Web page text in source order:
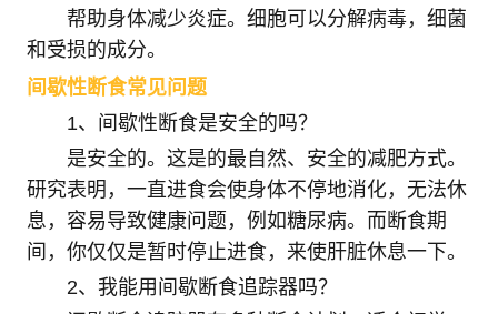
帮助身体减少炎症。细胞可以分解病毒，细菌
和受损的成分。
间歇性断食常见问题
1、间歇性断食是安全的吗？
是安全的。这是的最自然、安全的减肥方式。
研究表明，一直进食会使身体不停地消化，无法休
息，容易导致健康问题，例如糖尿病。而断食期
间，你仅仅是暂时停止进食，来使肝脏休息一下。
2、我能用间歇断食追踪器吗？